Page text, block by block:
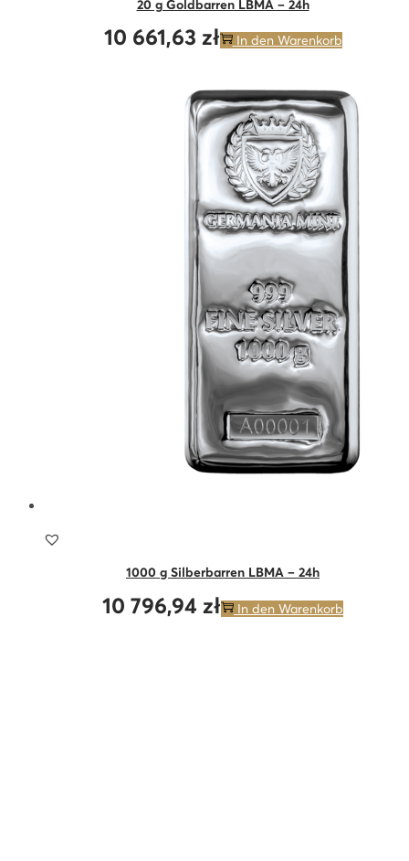
20 g Goldbarren LBMA – 24h
10 661,63 zł In den Warenkorb
1000 g Silberbarren LBMA – 24h
10 796,94 zł In den Warenkorb